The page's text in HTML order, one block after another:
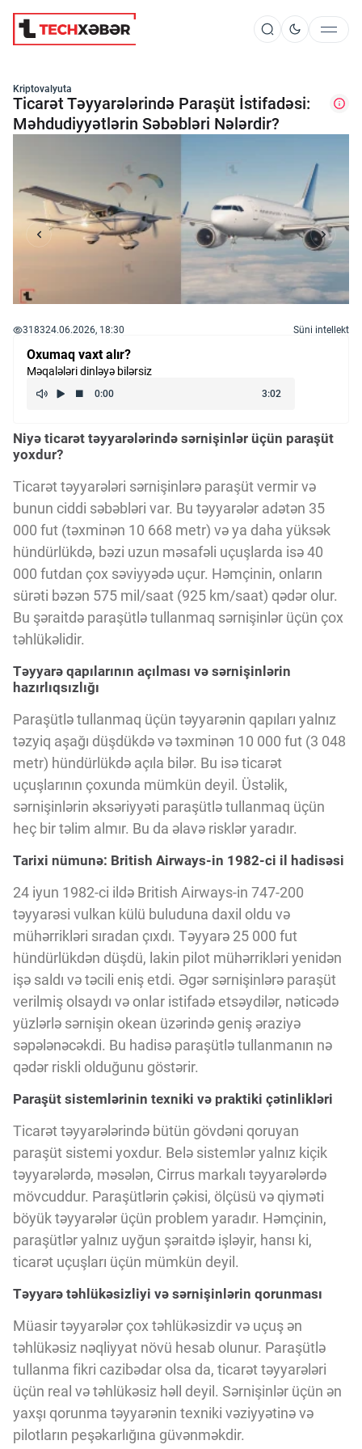
Süni İntellekt
Texnoloji İnkişaf
İnnovasiya və Startaplar
Robot və Cihazlar
Kriptovalyuta
ÇƏRƏZLƏR SİYASƏTİ
İSTIFADƏ ŞƏRTLƏRİ
MƏXFİLİK SİYASƏTİ
Haqqımızda
Vizyoner Baxışı
Innovasiya Bələdçisi
Gələcəyin Təhlili
Kriptovalyuta
Ticarət Təyyarələrində Paraşüt İstifadəsi:
Məhdudiyyətlərin Səbəbləri Nələrdir?
318324.06.2026, 18:30 Süni intellekt
Oxumaq vaxt alır?
Məqalələri dinləyə bilərsiz
Niyə ticarət təyyarələrində sərnişinlər üçün paraşüt
yoxdur?
Ticarət təyyarələri sərnişinlərə paraşüt vermir və
bunun ciddi səbəbləri var. Bu təyyarələr adətən 35
000 fut (təxminən 10 668 metr) və ya daha yüksək
hündürlükdə, bəzi uzun məsafəli uçuşlarda isə 40
000 futdan çox səviyyədə uçur. Həmçinin, onların
sürəti bəzən 575 mil/saat (925 km/saat) qədər olur.
Bu şəraitdə paraşütlə tullanmaq sərnişinlər üçün çox
təhlükəlidir.
Təyyarə qapılarının açılması və sərnişinlərin
hazırlıqsızlığı
Paraşütlə tullanmaq üçün təyyarənin qapıları yalnız
təzyiq aşağı düşdükdə və təxminən 10 000 fut (3 048
metr) hündürlükdə açıla bilər. Bu isə ticarət
uçuşlarının çoxunda mümkün deyil. Üstəlik,
sərnişinlərin əksəriyyəti paraşütlə tullanmaq üçün
heç bir təlim almır. Bu da əlavə risklər yaradır.
Tarixi nümunə: British Airways-in 1982-ci il hadisəsi
24 iyun 1982-ci ildə British Airways-in 747-200
təyyarəsi vulkan külü buluduna daxil oldu və
mühərrikləri sıradan çıxdı. Təyyarə 25 000 fut
hündürlükdən düşdü, lakin pilot mühərrikləri yenidən
işə saldı və təcili eniş etdi. Əgər sərnişinlərə paraşüt
verilmiş olsaydı və onlar istifadə etsəydilər, nəticədə
yüzlərlə sərnişin okean üzərində geniş əraziyə
səpələnəcəkdi. Bu hadisə paraşütlə tullanmanın nə
qədər riskli olduğunu göstərir.
Paraşüt sistemlərinin texniki və praktiki çətinlikləri
Ticarət təyyarələrində bütün gövdəni qoruyan
paraşüt sistemi yoxdur. Belə sistemlər yalnız kiçik
təyyarələrdə, məsələn, Cirrus markalı təyyarələrdə
mövcuddur. Paraşütlərin çəkisi, ölçüsü və qiyməti
böyük təyyarələr üçün problem yaradır. Həmçinin,
paraşütlər yalnız uyğun şəraitdə işləyir, hansı ki,
ticarət uçuşları üçün mümkün deyil.
Təyyarə təhlükəsizliyi və sərnişinlərin qorunması
Müasir təyyarələr çox təhlükəsizdir və uçuş ən
təhlükəsiz nəqliyyat növü hesab olunur. Paraşütlə
tullanma fikri cazibədar olsa da, ticarət təyyarələri
üçün real və təhlükəsiz həll deyil. Sərnişinlər üçün ən
yaxşı qorunma təyyarənin texniki vəziyyətinə və
pilotların peşəkarlığına güvənməkdir.